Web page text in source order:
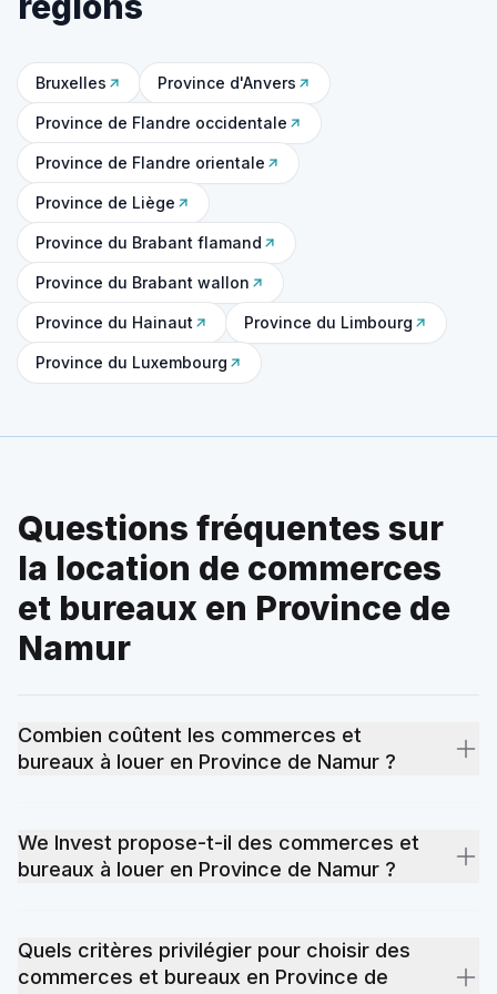
Bruxelles Province d'Anvers
Province de Flandre occidentale
Province de Flandre orientale
Province de Liège
Province du Brabant flamand
Province du Brabant wallon
Province du Hainaut Province du Limbourg
Province du Luxembourg
Questions fréquentes sur
la location de commerces
et bureaux en Province de
Namur
Combien coûtent les commerces et
bureaux à louer en Province de Namur ?
Namur varient selon la localisation précise, l'état du bien et la
demande locale. Consultez nos annonces pour découvrir les
We Invest propose-t-il des commerces et
bureaux à louer en Province de Namur ?
qui connaissent chaque quartier et chaque dynamique de prix.
Toutes nos annonces sont synchronisées en temps réel.
Quels critères privilégier pour choisir des
commerces et bureaux en Province de